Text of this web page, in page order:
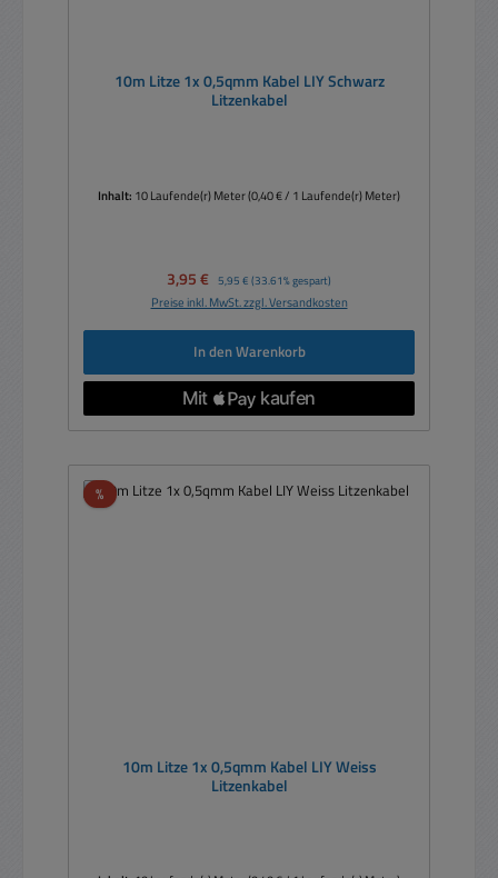
10m Litze 1x 0,5qmm Kabel LIY Schwarz
Litzenkabel
Inhalt: 10 Laufende(r) Meter(0,40 € / 1 Laufende(r) Meter)
Verkaufspreis:
3,95 € Regulärer Preis:
5,95 € (33.61% gespart)
Preise inkl. MwSt. zzgl. Versandkosten
In den Warenkorb
%Rabatt
10m Litze 1x 0,5qmm Kabel LIY Weiss
Litzenkabel